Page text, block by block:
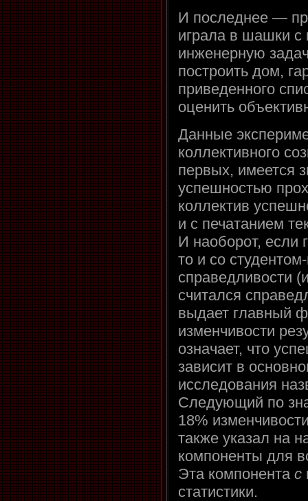
И последнее —
играла в шашки с
инженерную
построить дом,
приведенного
оценить
Данные
коллективного
первых, имеется
успешностью
коллектив
и с печатанием
И наоборот, если
то и со
справедливости
считался
выдает главный
изменчивости
означает, что
зависит в
исследования
Следующий по
18%
также указал на
компоненты для
Эта компонента c
статистики.